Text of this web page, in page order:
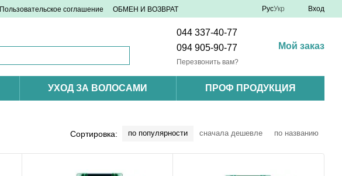
Пользовательское соглашение
ОБМЕН И ВОЗВРАТ
РусУкр Вход
044 337-40-77
094 905-90-77
Перезвонить вам?
Мой заказ
УХОД ЗА ВОЛОСАМИ ПРОФ ПРОДУКЦИЯ
Сортировка: по популярности сначала дешевле по названию